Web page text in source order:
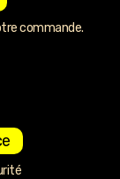
commande.